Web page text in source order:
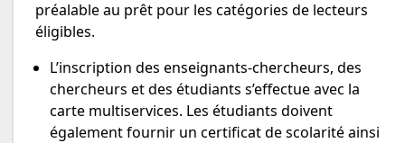
préalable au prêt pour les catégories de lecteurs
éligibles.
L’inscription des enseignants-chercheurs, des
chercheurs et des étudiants s’effectue avec la
carte multiservices. Les étudiants doivent
également fournir un certificat de scolarité ainsi